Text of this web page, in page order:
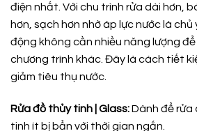
điện nhất. Với chu trình rửa dài hơn,
hơn, sạch hơn nhờ áp lực nước là
động không cần nhiều năng lượng
chương trình khác. Đây là cách tiết
giảm tiêu thụ nước.
Rửa đồ thủy tinh | Glass:Dành để rửa
tinh ít bị bẩn với thời gian ngắn.